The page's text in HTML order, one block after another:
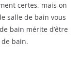
certes, mais on
salle de bain vous
bain mérite d’être
bain.